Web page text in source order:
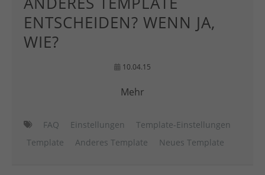
ENTSCHEIDEN? WENN JA,
WIE?
10.04.15
Mehr
FAQ Einstellungen
Template-Einstellungen
Template
Anderes Template Neues Template